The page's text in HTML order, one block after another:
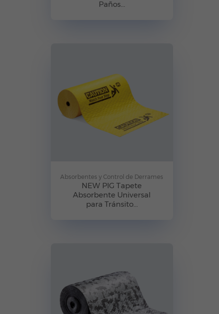
Paños...
Absorbentes y Control de Derrames
NEW PIG Tapete
Absorbente Universal
para Tránsito...